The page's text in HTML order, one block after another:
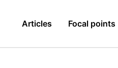
Articles Focal points